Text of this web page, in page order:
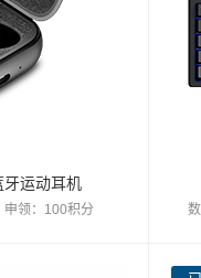
牙运动耳机
申领：100积分